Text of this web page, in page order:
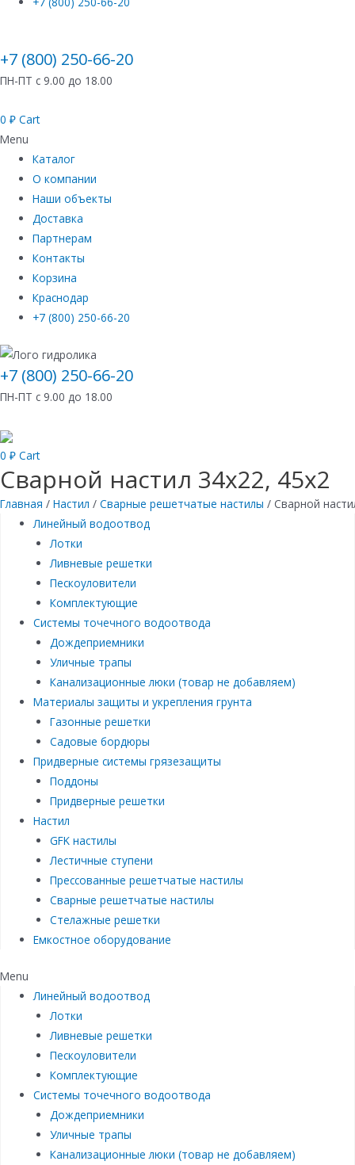
+7 (800) 250-66-20
ПН-ПТ с 9.00 до 18.00
0 ₽ Cart
Menu
Каталог
О компании
Наши объекты
Доставка
Партнерам
Контакты
Корзина
Краснодар
+7 (800) 250-66-20
+7 (800) 250-66-20
ПН-ПТ с 9.00 до 18.00
0 ₽ Cart
Сварной настил 34х22, 45х2
Главная / Настил / Сварные решетчатые настилы / Сварной
Линейный водоотвод
Лотки
Ливневые решетки
Пескоуловители
Комплектующие
Системы точечного водоотвода
Дождеприемники
Уличные трапы
Канализационные люки (товар не добавляем)
Материалы защиты и укрепления грунта
Газонные решетки
Садовые бордюры
Придверные системы грязезащиты
Поддоны
Придверные решетки
Настил
GFK настилы
Лестичные ступени
Прессованные решетчатые настилы
Сварные решетчатые настилы
Стелажные решетки
Емкостное оборудование
Menu
Линейный водоотвод
Лотки
Ливневые решетки
Пескоуловители
Комплектующие
Системы точечного водоотвода
Дождеприемники
Уличные трапы
Канализационные люки (товар не добавляем)